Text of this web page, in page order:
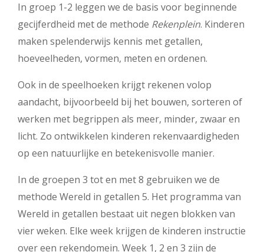
In groep 1-2 leggen we de basis voor beginnende
gecijferdheid met de methode Rekenplein. Kinderen
maken spelenderwijs kennis met getallen,
hoeveelheden, vormen, meten en ordenen.
Ook in de speelhoeken krijgt rekenen volop
aandacht, bijvoorbeeld bij het bouwen, sorteren of
werken met begrippen als meer, minder, zwaar en
licht. Zo ontwikkelen kinderen rekenvaardigheden
op een natuurlijke en betekenisvolle manier.
In de groepen 3 tot en met 8 gebruiken we de
methode Wereld in getallen 5. Het programma van
Wereld in getallen bestaat uit negen blokken van
vier weken. Elke week krijgen de kinderen instructie
over een rekendomein. Week 1, 2 en 3 zijn de